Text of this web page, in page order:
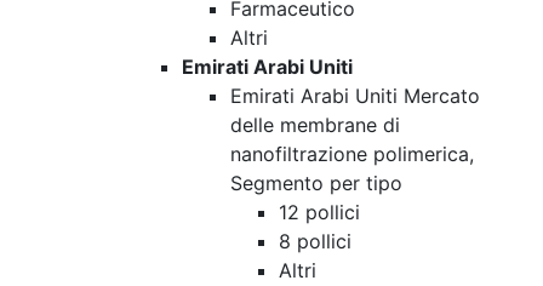
Farmaceutico
Altri
Emirati Arabi Uniti
Emirati Arabi Uniti Mercato
delle membrane di
nanofiltrazione polimerica,
Segmento per tipo
12 pollici
8 pollici
Altri